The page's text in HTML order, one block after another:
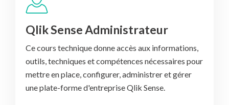
Qlik Sense Administrateur
Ce cours technique donne accès aux informations,
outils, techniques et compétences nécessaires pour
mettre en place, configurer, administrer et gérer
une plate-forme d'entreprise Qlik Sense.